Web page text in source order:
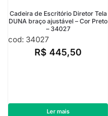
Cadeira de Escritório Diretor Tela
DUNA braço ajustável – Cor Preto
– 34027
cod: 34027
R$ 445,50
Ler mais